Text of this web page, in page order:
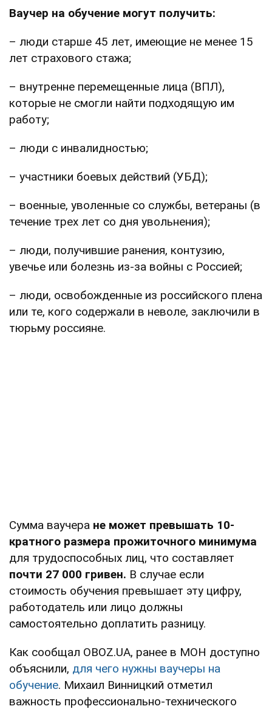
Ваучер на обучение могут получить:
– люди старше 45 лет, имеющие не менее 15
лет страхового стажа;
– внутренне перемещенные лица (ВПЛ),
которые не смогли найти подходящую им
работу;
– люди с инвалидностью;
– участники боевых действий (УБД);
– военные, уволенные со службы, ветераны (в
течение трех лет со дня увольнения);
– люди, получившие ранения, контузию,
увечье или болезнь из-за войны с Россией;
– люди, освобожденные из российского плена
или те, кого содержали в неволе, заключили в
тюрьму россияне.
Сумма ваучера не может превышать 10-
кратного размера прожиточного минимума
для трудоспособных лиц, что составляет
почти 27 000 гривен. В случае если
стоимость обучения превышает эту цифру,
работодатель или лицо должны
самостоятельно доплатить разницу.
Как сообщал OBOZ.UA, ранее в МОН доступно
объяснили, для чего нужны ваучеры на
обучение. Михаил Винницкий отметил
важность профессионально-технического